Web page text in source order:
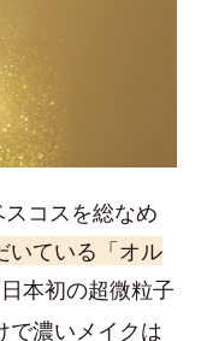
コスを総なめ
いている「オル
本初の超微粒子
で濃いメイクは